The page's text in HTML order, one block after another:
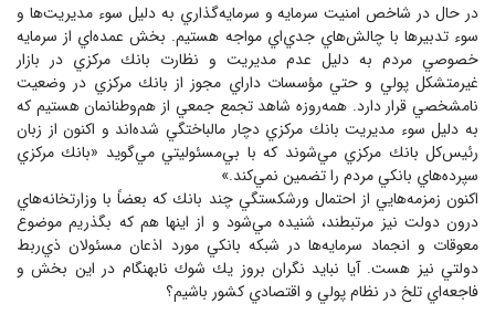
در حال در شاخص امنيت سرمايه و سرمايه‌گذاري به دليل سوء مديريت‌ها و
سوء تدبيرها با چالش‌هاي جدي‌اي مواجه هستيم. بخش عمده‌اي از سرمايه
خصوصي مردم به دليل عدم مديريت و نظارت بانك مركزي در بازار
غيرمتشكل پولي و حتي مؤسسات داراي مجوز از بانك مركزي در وضعيت
نامشخصي قرار دارد. همه‌روزه شاهد تجمع جمعي از هم‌وطنانمان هستيم كه
به دليل سوء مديريت بانك مركزي دچار مالباختگي شده‌اند و اكنون از زبان
رئيس‌كل بانك مركزي مي‌شوند كه با بي‌مسئوليتي مي‌گويد «بانك مركزي
سپرده‌هاي بانكي مردم را تضمين نمي‌كند.»
اكنون زمزمه‌هايي از احتمال ورشكستگي چند بانك كه بعضاً با وزارتخانه‌هاي
درون دولت نيز مرتبطند، شنيده مي‌شود و از اينها هم كه بگذريم موضوع
معوقات و انجماد سرمايه‌ها در شبكه بانكي مورد اذعان مسئولان ذي‌ربط
دولتي نيز هست. آيا نبايد نگران بروز يك شوك نابهنگام در اين بخش و
فاجعه‌اي تلخ در نظام پولي و اقتصادي كشور باشيم؟